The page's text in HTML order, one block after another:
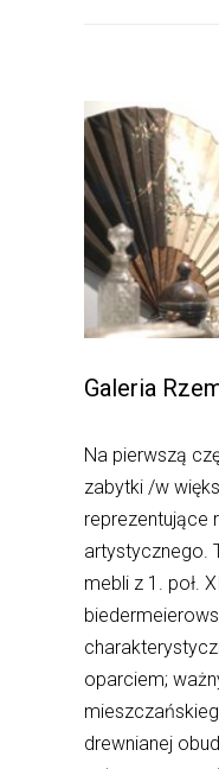
Galeria
Na pierwszą
zabytki /w
reprezentujące
artystycznego.
mebli z 1. poł.
oparciem;
drewnianej